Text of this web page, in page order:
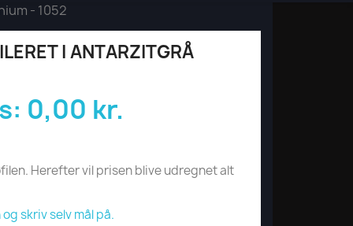
- 1052
I ANTARZITGRÅ
0,00 kr.
Herefter vil prisen blive udregnet alt
skriv selv mål på.